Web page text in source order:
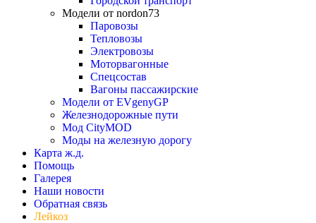
Модели от nordon73
Паровозы
Тепловозы
Электровозы
Моторвагонные
Спецсостав
Вагоны пассажирские
Модели от EVgenyGP
Железнодорожные пути
Мод CityMOD
Моды на железную дорогу
Карта ж.д.
Помощь
Галерея
Наши новости
Обратная связь
Лейкоз